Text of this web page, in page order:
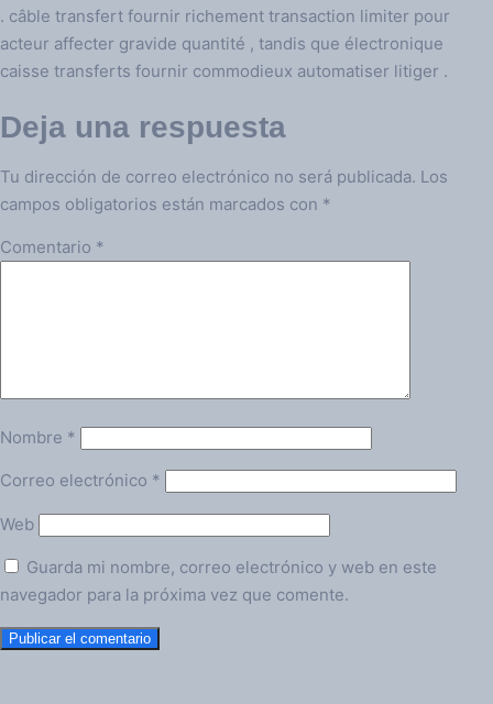
. câble transfert fournir richement transaction limiter pour
acteur affecter gravide quantité , tandis que électronique
caisse transferts fournir commodieux automatiser litiger .
Deja una respuesta
Tu dirección de correo electrónico no será publicada. Los
campos obligatorios están marcados con *
Comentario *
Nombre *
Correo electrónico *
Web
Guarda mi nombre, correo electrónico y web en este
navegador para la próxima vez que comente.